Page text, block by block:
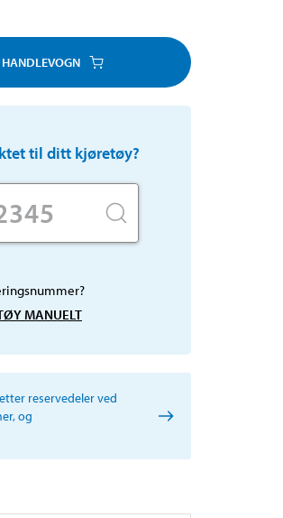
HANDLEVOGN
til ditt kjøretøy?
MANUELT
reservedeler ved
og